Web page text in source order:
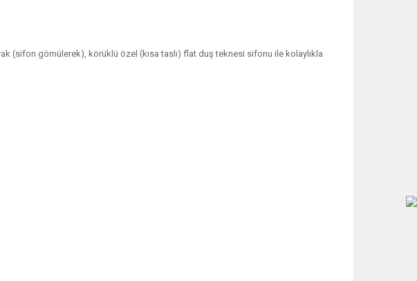
(sifon gömülerek), körüklü özel (kısa taslı) flat duş teknesi sifonu ile kolaylıkla